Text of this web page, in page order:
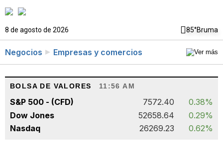
8 de agosto de 2026 85°Bruma
Negocios Empresas y comercios
BOLSA DE VALORES 11:56 AM
S&P 500 - (CFD) 7572.40
0.38%
Dow Jones
52658.64
0.29%
Nasdaq
26269.23 0.62%